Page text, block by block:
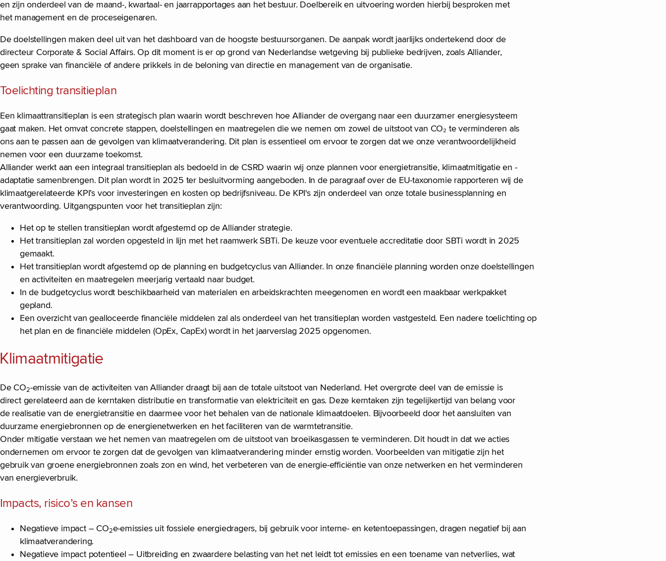
en zijn onderdeel van de maand-, kwartaal- en jaarrapportages aan het bestuur. Doelbereik en uitvoering worden hierbij besproken met
het management en de proceseigenaren.
De doelstellingen maken deel uit van het dashboard van de hoogste bestuursorganen. De aanpak wordt jaarlijks ondertekend door de
directeur Corporate & Social Affairs. Op dit moment is er op grond van Nederlandse wetgeving bij publieke bedrijven, zoals Alliander,
geen sprake van financiële of andere prikkels in de beloning van directie en management van de organisatie.
Toelichting transitieplan
Een klimaattransitieplan is een strategisch plan waarin wordt beschreven hoe Alliander de overgang naar een duurzamer energiesysteem
gaat maken. Het omvat concrete stappen, doelstellingen en maatregelen die we nemen om zowel de uitstoot van CO₂ te verminderen als
ons aan te passen aan de gevolgen van klimaatverandering. Dit plan is essentieel om ervoor te zorgen dat we onze verantwoordelijkheid
nemen voor een duurzame toekomst.
Alliander werkt aan een integraal transitieplan als bedoeld in de CSRD waarin wij onze plannen voor energietransitie, klimaatmitigatie en -
adaptatie samenbrengen. Dit plan wordt in 2025 ter besluitvorming aangeboden. In de paragraaf over de EU-taxonomie rapporteren wij de
klimaatgerelateerde KPI’s voor investeringen en kosten op bedrijfsniveau. De KPI's zijn onderdeel van onze totale businessplanning en
verantwoording. Uitgangspunten voor het transitieplan zijn:
Het op te stellen transitieplan wordt afgestemd op de Alliander strategie.
Het transitieplan zal worden opgesteld in lijn met het raamwerk SBTi. De keuze voor eventuele accreditatie door SBTi wordt in 2025
gemaakt.
Het transitieplan wordt afgestemd op de planning en budgetcyclus van Alliander. In onze financiële planning worden onze doelstellingen
en activiteiten en maatregelen meerjarig vertaald naar budget.
In de budgetcyclus wordt beschikbaarheid van materialen en arbeidskrachten meegenomen en wordt een maakbaar werkpakket
gepland.
Een overzicht van gealloceerde financiële middelen zal als onderdeel van het transitieplan worden vastgesteld. Een nadere toelichting op
het plan en de financiële middelen (OpEx, CapEx) wordt in het jaarverslag 2025 opgenomen.
Klimaatmitigatie
De CO2-emissie van de activiteiten van Alliander draagt bij aan de totale uitstoot van Nederland. Het overgrote deel van de emissie is
direct gerelateerd aan de kerntaken distributie en transformatie van elektriciteit en gas. Deze kerntaken zijn tegelijkertijd van belang voor
de realisatie van de energietransitie en daarmee voor het behalen van de nationale klimaatdoelen. Bijvoorbeeld door het aansluiten van
duurzame energiebronnen op de energienetwerken en het faciliteren van de warmtetransitie.
Onder mitigatie verstaan we het nemen van maatregelen om de uitstoot van broeikasgassen te verminderen. Dit houdt in dat we acties
ondernemen om ervoor te zorgen dat de gevolgen van klimaatverandering minder ernstig worden. Voorbeelden van mitigatie zijn het
gebruik van groene energiebronnen zoals zon en wind, het verbeteren van de energie-efficiëntie van onze netwerken en het verminderen
van energieverbruik.
Impacts, risico’s en kansen
Negatieve impact – CO2e-emissies uit fossiele energiedragers, bij gebruik voor interne- en ketentoepassingen, dragen negatief bij aan
klimaatverandering.
Negatieve impact potentieel – Uitbreiding en zwaardere belasting van het net leidt tot emissies en een toename van netverlies, wat